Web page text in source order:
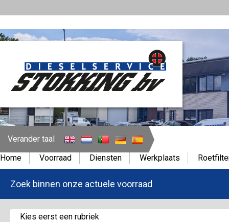
Verander taal
Home
Voorraad Diensten Werkplaats
Zoek binnen onze actuele voorraad